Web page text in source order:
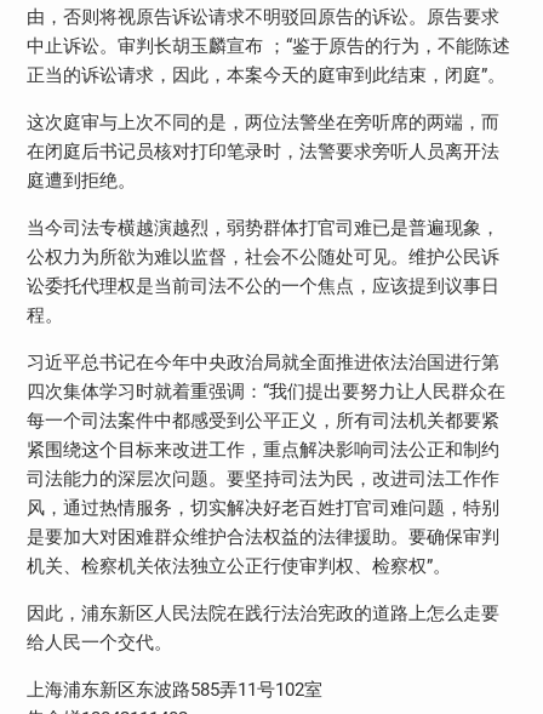
由，否则将视原告诉讼请求不明驳回原告的诉讼。原告要求
中止诉讼。审判长胡玉麟宣布 ；“鉴于原告的行为，不能陈述
正当的诉讼请求，因此，本案今天的庭审到此结束，闭庭”。
这次庭审与上次不同的是，两位法警坐在旁听席的两端，而
在闭庭后书记员核对打印笔录时，法警要求旁听人员离开法
庭遭到拒绝。
当今司法专横越演越烈，弱势群体打官司难已是普遍现象，
公权力为所欲为难以监督，社会不公随处可见。维护公民诉
讼委托代理权是当前司法不公的一个焦点，应该提到议事日
程。
习近平总书记在今年中央政治局就全面推进依法治国进行第
四次集体学习时就着重强调：“我们提出要努力让人民群众在
每一个司法案件中都感受到公平正义，所有司法机关都要紧
紧围绕这个目标来改进工作，重点解决影响司法公正和制约
司法能力的深层次问题。要坚持司法为民，改进司法工作作
风，通过热情服务，切实解决好老百姓打官司难问题，特别
是要加大对困难群众维护合法权益的法律援助。要确保审判
机关、检察机关依法独立公正行使审判权、检察权”。
因此，浦东新区人民法院在践行法治宪政的道路上怎么走要
给人民一个交代。
上海浦东新区东波路585弄11号102室